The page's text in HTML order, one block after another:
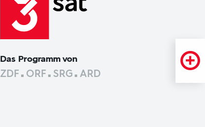
Das Programm von
ZDF ORF SRG ARD